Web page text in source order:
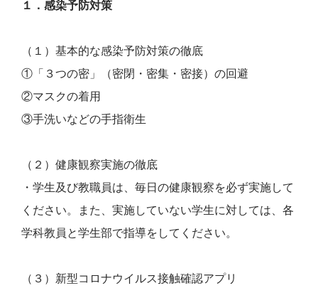
１．感染予防対策
（１）基本的な感染予防対策の徹底
①「３つの密」（密閉・密集・密接）の回避
②マスクの着用
③手洗いなどの手指衛生
（２）健康観察実施の徹底
・学生及び教職員は、毎日の健康観察を必ず実施して
ください。また、実施していない学生に対しては、各
学科教員と学生部で指導をしてください。
（３）新型コロナウイルス接触確認アプリ